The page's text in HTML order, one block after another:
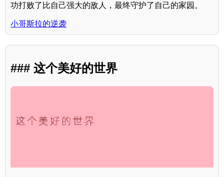
功打败了比自己强大的敌人，最终守护了自己的家园。
小哥斯拉的逆袭
### 这个美好的世界